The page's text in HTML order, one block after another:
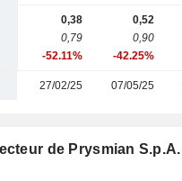
0,38
0,79
-52.11%
0,52
0,90
-42.25%
27/02/25 07/05/25
de Prysmian S.p.A.